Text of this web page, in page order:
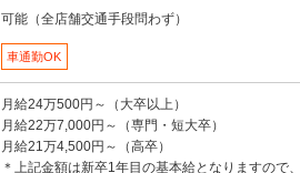
可能（全店舗交通手段問わず）
車通勤OK
月給24万500円～（大卒以上）
月給22万7,000円～（専門・短大卒）
月給21万4,500円～（高卒）
＊上記金額は新卒1年目の基本給となりますので